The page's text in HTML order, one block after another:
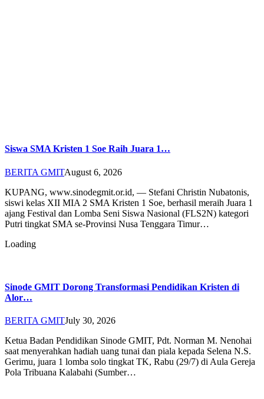
Siswa SMA Kristen 1 Soe Raih Juara 1…
BERITA GMITAugust 6, 2026
KUPANG, www.sinodegmit.or.id, — Stefani Christin Nubatonis,
siswi kelas XII MIA 2 SMA Kristen 1 Soe, berhasil meraih Juara 1
ajang Festival dan Lomba Seni Siswa Nasional (FLS2N) kategori
Putri tingkat SMA se-Provinsi Nusa Tenggara Timur…
Loading
Sinode GMIT Dorong Transformasi Pendidikan Kristen di
Alor…
BERITA GMITJuly 30, 2026
Ketua Badan Pendidikan Sinode GMIT, Pdt. Norman M. Nenohai
saat menyerahkan hadiah uang tunai dan piala kepada Selena N.S.
Gerimu, juara 1 lomba solo tingkat TK, Rabu (29/7) di Aula Gereja
Pola Tribuana Kalabahi (Sumber…